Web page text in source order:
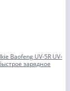
Baofeng UV-5R UV-
зарядное